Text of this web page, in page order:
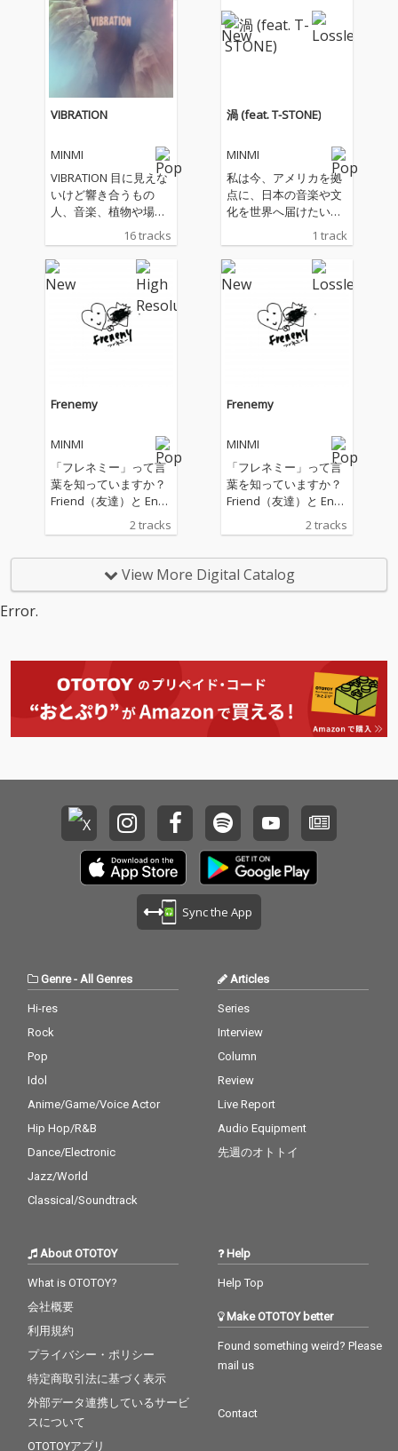
VIBRATION
MINMI
VIBRATION 目に見えな
いけど響き合うもの
人、音楽、植物や場
所 空気感や響き 最近
は "Good Vibes " な
んて よく聞く、親しみ
やすくなった概念 そん
な"VIBRATION"整えて
いく一枚を作りたくて
丁寧に一つ一つの工程
を積み重ねました。
足を運び、出逢い奏で
られた音 抱擁、別離、
れた言葉 テンポ、呼
吸、声、幸せな音色や
涙の音色 豊かな彩り
の"VIBRATION"を味わ
して、あわよくばあな
きっかけにお役立てて
出す曲、眠れる曲、 涙
を流しきれる曲、など
心を綺麗に洗い流せる
全16曲の旅が詰まって
16 tracks
渦 (feat. T-STONE)
MINMI
私は今、アメリカを拠
点に、日本の音楽や文
化を世界へ届けたいと
いう想いで活動してい
ます。 淡路島で「FREE
DOM」というフェスを
始めてから、日本のこ
り、もっと好きになり
ました。 この曲は、渦
潮の「渦」と、元気の
て、ヒップホップアー
ティストのT-STONEと
す。 そして祭囃子は、
阿波踊りを世界へ届け
る表現者、寶船の皆さ
ん。 活気あふれる太鼓
て私たちのエネルギー
1 track
Frenemy
MINMI
「フレネミー」って言
葉を知っていますか？
Friend（友達）と Ene
my（敵）を合わせた言
葉で、友達のふりをし
あなたを応援していな
い人のこと。 海外のS
でも、アメリカやレゲ
エの本場ジャマイカで
はよく使われる言葉
で、自分の周りを見渡
じる違和感。 心から応
援してくれていないよ
うな感覚。 普段の態度
や言葉には出なくて
も、なんとなく感じる
その空気感を歌詞にし
ら、あなたの周りにも
意。
2 tracks
Frenemy
MINMI
「フレネミー」って言
葉を知っていますか？
Friend（友達）と Ene
my（敵）を合わせた言
葉で、友達のふりをし
あなたを応援していな
い人のこと。 海外のS
う？” と思いました。
でも、アメリカやレゲ
エの本場ジャマイカで
はよく使われる言葉
で、自分の周りを見渡
じる違和感。 心から応
援してくれていないよ
うな感覚。 普段の態度
や言葉には出なくて
も、なんとなく感じる
その空気感を歌詞にし
ました。 もしかした
ら、あなたの周りにも
意。
2 tracks
View More Digital Catalog
Error.
Sync the App
Genre-All Genres
Hi-res
Rock
Pop
Idol
Anime/Game/Voice Actor
Hip Hop/R&B
Dance/Electronic
Jazz/World
Classical/Soundtrack
Articles
Series
Interview
Column
Review
Live Report
Audio Equipment
先週のオトトイ
About OTOTOY
What is OTOTOY?
会社概要
利用規約
プライバシー・ポリシー
特定商取引法に基づく表示
外部データ連携しているサービ
スについて
OTOTOYアプリ
Help
Help Top
Make OTOTOY better
Found something weird? Please
mail us
Contact